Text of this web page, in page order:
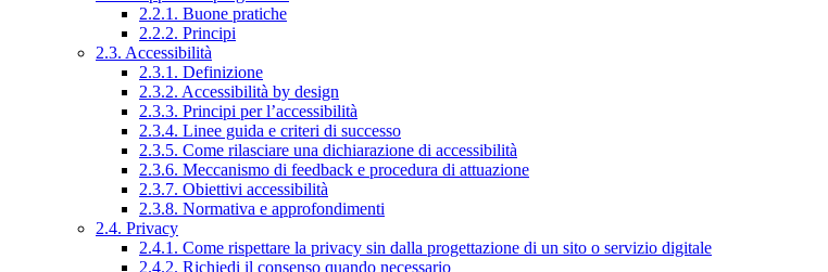
2.2.1. Buone pratiche
2.2.2. Principi
2.3. Accessibilità
2.3.1. Definizione
2.3.2. Accessibilità by design
2.3.3. Principi per l’accessibilità
2.3.4. Linee guida e criteri di successo
2.3.5. Come rilasciare una dichiarazione di accessibilità
2.3.6. Meccanismo di feedback e procedura di attuazione
2.3.7. Obiettivi accessibilità
2.3.8. Normativa e approfondimenti
2.4. Privacy
2.4.1. Come rispettare la privacy sin dalla progettazione di un sito o servizio digitale
2.4.2. Richiedi il consenso quando necessario